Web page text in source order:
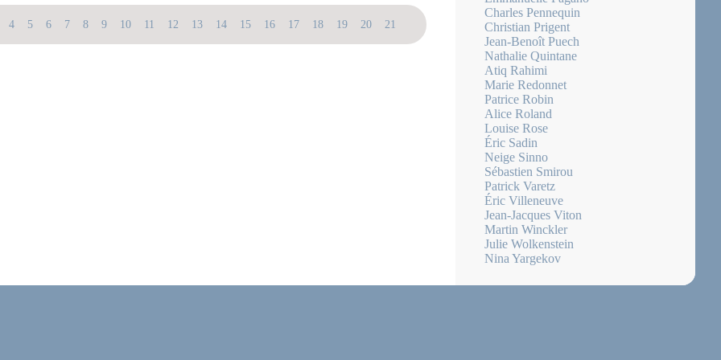
4 5 6 7 8 9 10 11 12 13 14 15 16 17 18 19 20 21 25 26 27 28
Charles Pennequin
Christian Prigent
Jean-Benoît Puech
Nathalie Quintane
Atiq Rahimi
Marie Redonnet
Patrice Robin
Alice Roland
Louise Rose
Éric Sadin
Neige Sinno
Sébastien Smirou
Patrick Varetz
Éric Villeneuve
Jean-Jacques Viton
Martin Winckler
Julie Wolkenstein
Nina Yargekov